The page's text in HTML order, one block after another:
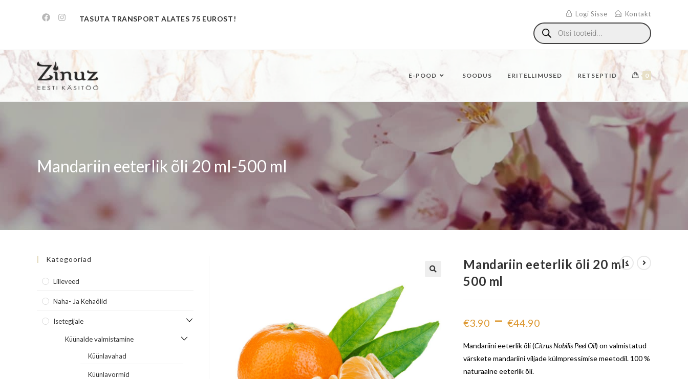
Logi Sisse Kontakt
TASUTA TRANSPORT ALATES 75 EUROST!
E-POOD SOODUS ERITELLIMUSED RETSEPTID 0
Mandariin eeterlik õli 20 ml-500 ml
Mandariin eeterlik õli 20 ml-
500 ml
€3.90 – €44.90
Mandariini eeterlik õli (Citrus Nobilis Peel Oil) on valmistatud
värskete mandariini viljade külmpressimise meetodil. 100 %
naturaalne eeterlik õli.
Kategooriad
Lilleveed
Naha- Ja Kehaõlid
Isetegijale
Küünalde valmistamine
Küünlavahad
Küünlavormid